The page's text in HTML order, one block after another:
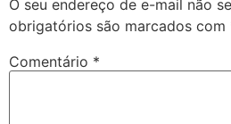
O seu endereço de e-mail não
obrigatórios são marcados com
Comentário *